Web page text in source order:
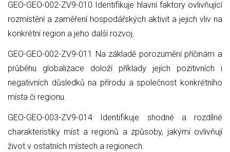
GEO-GEO-002-ZV9-010 Identifikuje hlavní faktory ovlivňující
rozmístění a zaměření hospodářských aktivit a jejich vliv na
konkrétní region a jeho další rozvoj.
GEO-GEO-002-ZV9-011 Na základě porozumění příčinám a
průběhu globalizace doloží příklady jejích pozitivních i
negativních důsledků na přírodu a společnost konkrétního
místa či regionu.
GEO-GEO-003-ZV9-014 Identifikuje shodné a rozdílné
charakteristiky míst a regionů a způsoby, jakými ovlivňují
život v ostatních místech a regionech.